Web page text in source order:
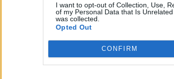
I want to opt-out of Collection, Use,
of my Personal Data that Is
was collected.
Opted Out
CONFIRM